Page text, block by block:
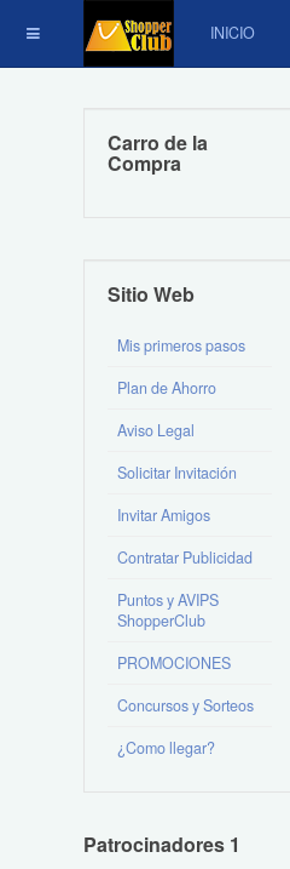
INICIO
Carro de la
Compra
Sitio Web
Mis primeros pasos
Plan de Ahorro
Aviso Legal
Solicitar Invitación
Invitar Amigos
Contratar Publicidad
Puntos y AVIPS
ShopperClub
PROMOCIONES
Concursos y Sorteos
¿Como llegar?
Patrocinadores 1